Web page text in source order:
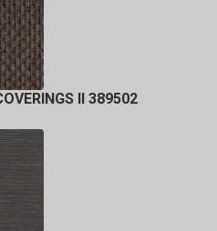
II 389502